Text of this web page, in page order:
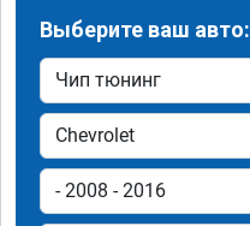
Выберите ваш авто: